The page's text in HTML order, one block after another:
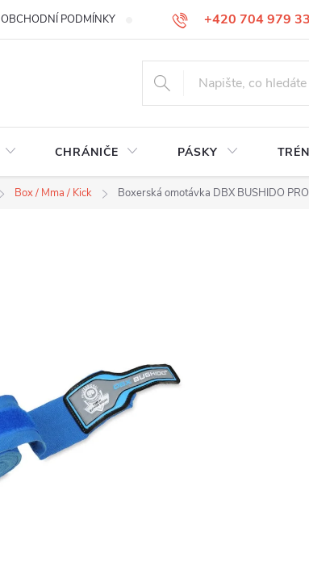
+420 704 979
OBCHODNÍ PODMÍNKY VÝMĚNA ZBOŽÍ
CHRÁNIČE PÁSKY
Box / Mma / Kick Boxerská omotávka DBX BUSHIDO